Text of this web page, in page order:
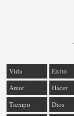
Vida Éxito
Amor
Hacer
Tiempo
Dios